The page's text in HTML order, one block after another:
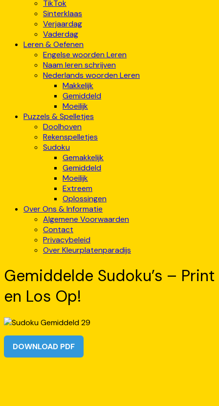
TikTok
Sinterklaas
Verjaardag
Vaderdag
Leren & Oefenen
Engelse woorden Leren
Naam leren schrijven
Nederlands woorden Leren
Makkelijk
Gemiddeld
Moeilijk
Puzzels & Spelletjes
Doolhoven
Rekenspelletjes
Sudoku
Gemakkelijk
Gemiddeld
Moeilijk
Extreem
Oplossingen
Over Ons & Informatie
Algemene Voorwaarden
Contact
Privacybeleid
Over Kleurplatenparadijs
Gemiddelde Sudoku’s – Print
en Los Op!
DOWNLOAD PDF